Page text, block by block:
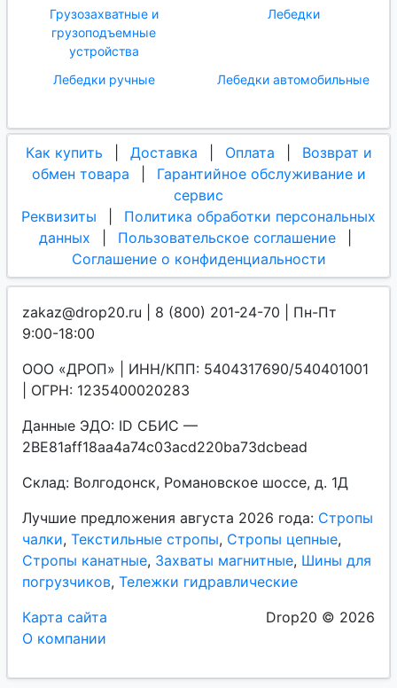
Грузозахватные и
грузоподъемные
устройства
Лебедки
Лебедки ручные Лебедки автомобильные
Как купить Доставка Оплата
Возврат и
обмен товара
Гарантийное обслуживание и
сервис
Реквизиты
Политика обработки персональных
данных
Пользовательское соглашение
Соглашение о конфиденциальности
zakaz@drop20.ru | 8 (800) 201-24-70 | Пн-Пт
9:00-18:00
ООО «ДРОП» | ИНН/КПП: 5404317690/540401001
| ОГРН: 1235400020283
Данные ЭДО: ID СБИС —
2BE81aff18aa4a74c03acd220ba73dcbead
Склад: Волгодонск, Романовское шоссе, д. 1Д
Лучшие предложения августа 2026 года: Стропы
чалки, Текстильные стропы, Стропы цепные,
Стропы канатные, Захваты магнитные, Шины для
погрузчиков, Тележки гидравлические
Карта сайта
О компании
Drop20 © 2026